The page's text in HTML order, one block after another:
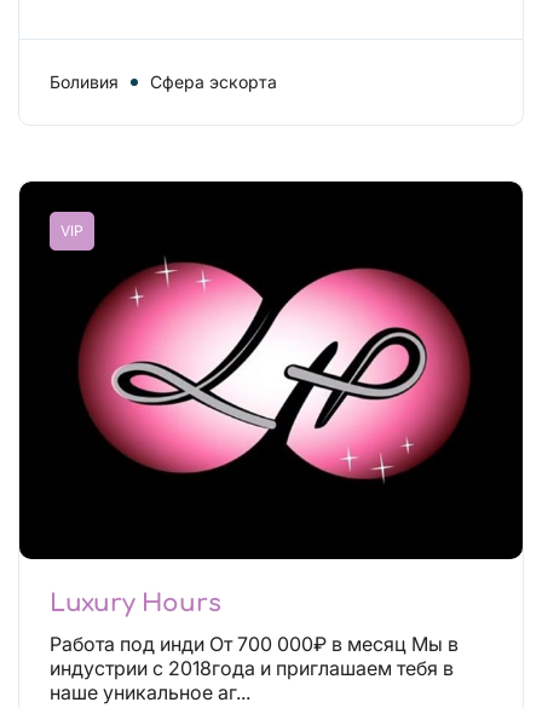
Боливия Сфера эскорта
VIP
Luxury Hours
Работа под инди От 700 000₽ в месяц Мы в
индустрии с 2018года и приглашаем тебя в
наше уникальное аг...